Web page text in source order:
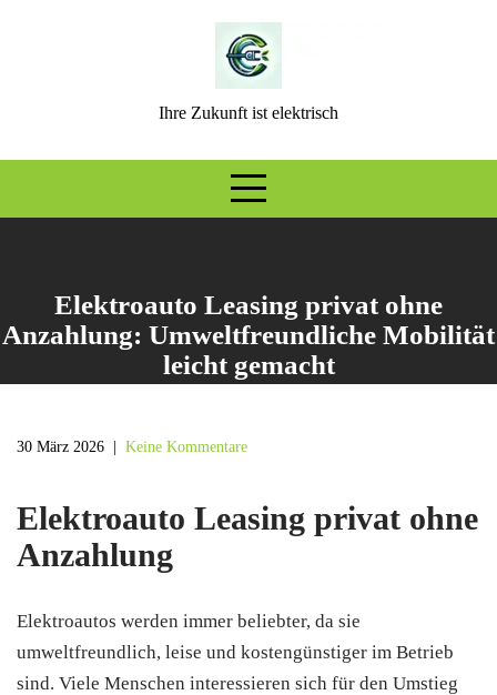
Ihre Zukunft ist elektrisch
Elektroauto Leasing privat ohne
Anzahlung: Umweltfreundliche Mobilität
leicht gemacht
30 März 2026 Keine Kommentare
Elektroauto Leasing privat ohne
Anzahlung
Elektroautos werden immer beliebter, da sie
umweltfreundlich, leise und kostengünstiger im Betrieb
sind. Viele Menschen interessieren sich für den Umstieg